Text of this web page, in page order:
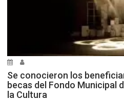
Se conocieron los
becas del Fondo Municipal
la Cultura